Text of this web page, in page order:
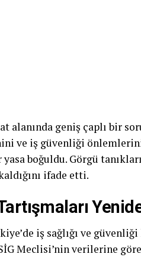
alanında geniş çaplı bir
ve iş güvenliği
yasa boğuldu. Görgü
ifade etti.
iş sağlığı ve
Meclisi’nin verilerine